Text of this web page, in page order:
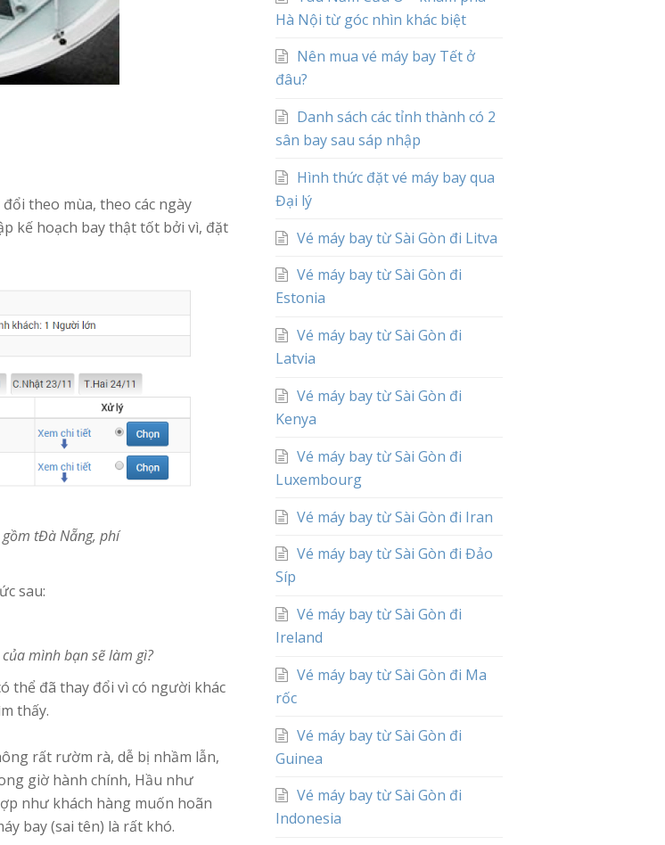
theo mùa, theo các ngày
kế hoạch bay thật tốt bởi vì, đặt
tĐà Nẵng, phí
sau:
mình bạn sẽ làm gì?
thể đã thay đổi vì có người khác
thấy.
rất rườm rà, dễ bị nhầm lẫn,
giờ hành chính, Hầu như
như khách hàng muốn hoãn
bay (sai tên) là rất khó.
Hà Nội từ góc nhìn khác biệt
Nên mua vé máy bay Tết ở
đâu?
Danh sách các tỉnh thành có 2
sân bay sau sáp nhập
Hình thức đặt vé máy bay qua
Đại lý
Vé máy bay từ Sài Gòn đi Litva
Vé máy bay từ Sài Gòn đi
Estonia
Vé máy bay từ Sài Gòn đi
Latvia
Vé máy bay từ Sài Gòn đi
Kenya
Vé máy bay từ Sài Gòn đi
Luxembourg
Vé máy bay từ Sài Gòn đi Iran
Vé máy bay từ Sài Gòn đi Đảo
Síp
Vé máy bay từ Sài Gòn đi
Ireland
Vé máy bay từ Sài Gòn đi Ma
rốc
Vé máy bay từ Sài Gòn đi
Guinea
Vé máy bay từ Sài Gòn đi
Indonesia